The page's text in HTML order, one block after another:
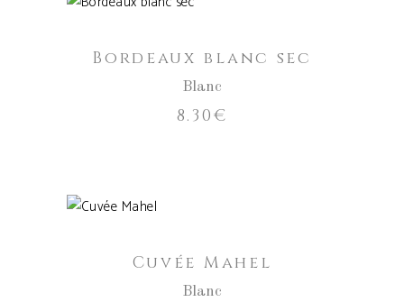
Bordeaux blanc sec
Blanc
8.30€
Cuvée Mahel
Blanc